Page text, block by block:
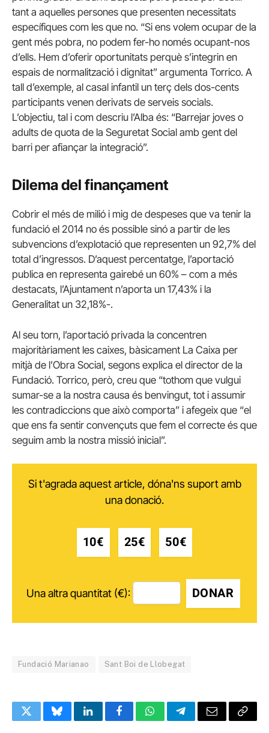
tant a aquelles persones que presenten necessitats
específiques com les que no. “Si ens volem ocupar de la
gent més pobra, no podem fer-ho només ocupant-nos
d’ells. Hem d’oferir oportunitats perquè s’integrin en
espais de normalització i dignitat” argumenta Torrico. A
tall d’exemple, al casal infantil un terç dels dos-cents
participants venen derivats de serveis socials.
L’objectiu, tal i com descriu l’Alba és: “Barrejar joves o
adults de quota de la Seguretat Social amb gent del
barri per afiançar la integració”.
Dilema del finançament
Cobrir el més de milió i mig de despeses que va tenir la
fundació el 2014 no és possible sinó a partir de les
subvencions d’explotació que representen un 92,7% del
total d’ingressos. D’aquest percentatge, l’aportació
publica en representa gairebé un 60% – com a més
destacats, l’Ajuntament n’aporta un 17,43% i la
Generalitat un 32,18%-.
Al seu torn, l’aportació privada la concentren
majoritàriament les caixes, bàsicament La Caixa per
mitjà de l’Obra Social, segons explica el director de la
Fundació. Torrico, però, creu que “tothom que vulgui
sumar-se a la nostra causa és benvingut, tot i assumir
les contradiccions que això comporta” i afegeix que “el
que ens fa sentir convençuts que fem el correcte és que
seguim amb la nostra missió inicial”.
Si t'agrada aquest article, dóna'ns suport amb
una donació.
10€ 25€ 50€
Una altra quantitat (€): DONAR
Fundació Marianao Sant Boi de Llobegat
TwitterBlueskyLinkedInFacebookWhatsAppTelegramEmail Copy